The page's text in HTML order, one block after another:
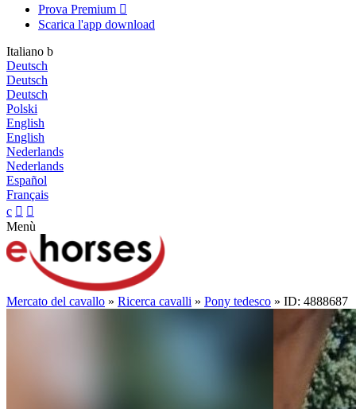
Prova Premium 
Scarica l'app download
Italiano b
Deutsch
Deutsch
Deutsch
Polski
English
English
Nederlands
Nederlands
Español
Français
c  
Menù
Mercato del cavallo » Ricerca cavalli » Pony tedesco » ID: 4888687